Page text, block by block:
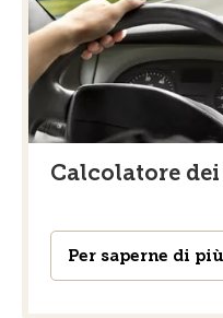
Calcolatore
Per saperne di più